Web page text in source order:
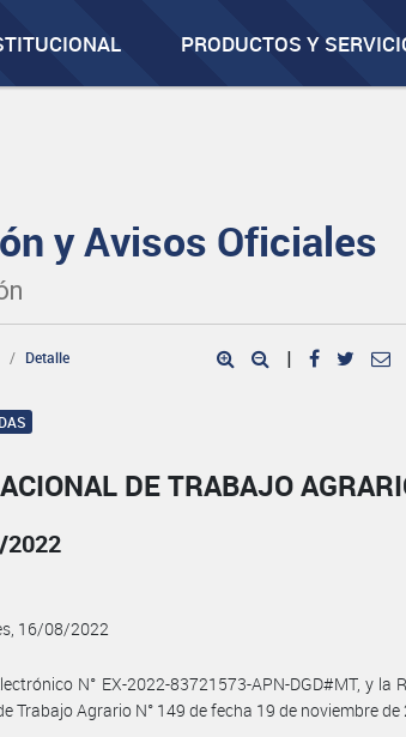
PRODUCTOS Y
y Avisos Oficiales
Detalle |
DE TRABAJO
2022
16/08/2022
N° EX-2022-83721573-APN-DGD#MT, y la
Trabajo Agrario N° 149 de fecha 19 de noviembre de